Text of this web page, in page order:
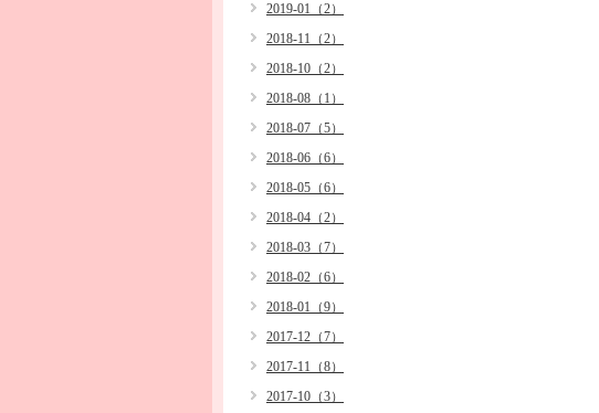
2019-01（2）
2018-11（2）
2018-10（2）
2018-08（1）
2018-07（5）
2018-06（6）
2018-05（6）
2018-04（2）
2018-03（7）
2018-02（6）
2018-01（9）
2017-12（7）
2017-11（8）
2017-10（3）